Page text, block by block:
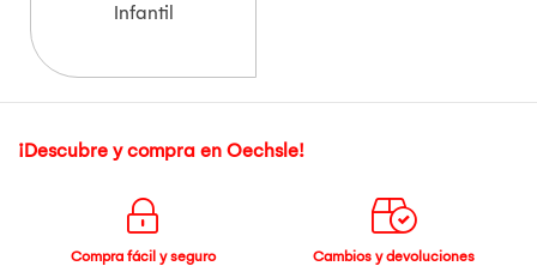
Infantil
¡Descubre y compra en Oechsle!
Compra fácil y seguro
Cambios y devoluciones